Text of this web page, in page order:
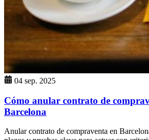
04 sep. 2025
Cómo anular contrato de
Barcelona
Anular contrato de compraventa en